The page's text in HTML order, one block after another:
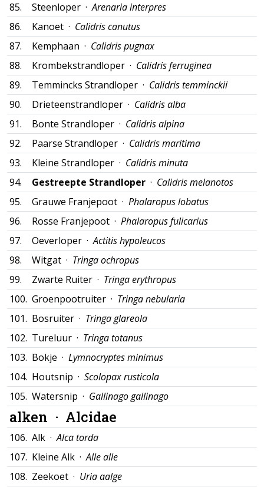
85.
Steenloper ·Arenaria interpres
86.
Kanoet · Calidris canutus
87.
Kemphaan · Calidris pugnax
88.
Krombekstrandloper · Calidris ferruginea
89.
Temmincks Strandloper · Calidris temminckii
90.
Drieteenstrandloper · Calidris alba
91.
Bonte Strandloper · Calidris alpina
92.
Paarse Strandloper · Calidris maritima
93.
Kleine Strandloper · Calidris minuta
94.
Gestreepte Strandloper · Calidris melanotos
95.
Grauwe Franjepoot · Phalaropus lobatus
96.
Rosse Franjepoot · Phalaropus fulicarius
97.
Oeverloper ·Actitis hypoleucos
98.
Witgat · Tringa ochropus
99.
Zwarte Ruiter · Tringa erythropus
100. Groenpootruiter · Tringa nebularia
101. Bosruiter · Tringa glareola
102. Tureluur · Tringa totanus
103. Bokje · Lymnocryptes minimus
104. Houtsnip · Scolopax rusticola
105. Watersnip · Gallinago gallinago
alken · Alcidae
106. Alk ·Alca torda
107. Kleine Alk ·Alle alle
108. Zeekoet · Uria aalge